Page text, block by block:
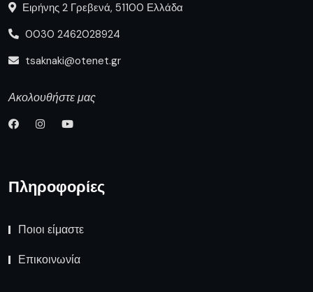
Ειρήνης 2 Γρεβενά, 51100 Ελλάδα
0030 2462028924
tsaknaki@otenet.gr
Ακολουθήστε μας
Πληροφορίες
Ποιοι είμαστε
Επικοινωνία